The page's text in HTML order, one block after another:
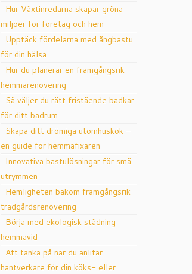
Hur Växtinredarna skapar gröna
miljöer för företag och hem
Upptäck fördelarna med ångbastu
för din hälsa
Hur du planerar en framgångsrik
hemmarenovering
Så väljer du rätt fristående badkar
för ditt badrum
Skapa ditt drömiga utomhuskök –
en guide för hemmafixaren
Innovativa bastulösningar för små
utrymmen
Hemligheten bakom framgångsrik
trädgårdsrenovering
Börja med ekologisk städning
hemmavid
Att tänka på när du anlitar
hantverkare för din köks- eller